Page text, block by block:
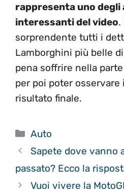
rappresenta uno degli
interessanti del video.
sorprendente tutti i
Lamborghini più belle
pena soffrire nella
per poi poter osservare
risultato finale.
Categorie
Auto
Sapete dove vanno
passato? Ecco la
Vuoi vivere la